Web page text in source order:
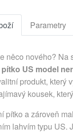
Parametry
něco nového? Na
US model
produkt, který
kousek,
pítko a zároveň
lahvím typu US.